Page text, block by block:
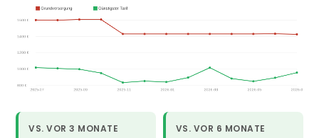
VS. VOR 3 MONATE VS. VOR 6 MONATE